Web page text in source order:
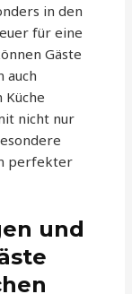
in den
für eine
Gäste
auch
Küche
nicht nur
perfekter
und